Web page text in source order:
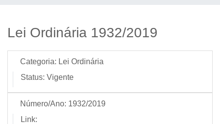
Lei Ordinária 1932/2019
Categoria: Lei Ordinária
Status: Vigente
Número/Ano: 1932/2019
Link: